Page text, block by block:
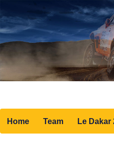
Home Team Le Dakar